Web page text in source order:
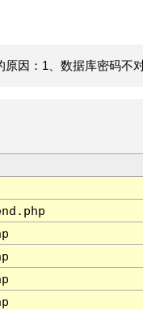
因：1、数据库密码不